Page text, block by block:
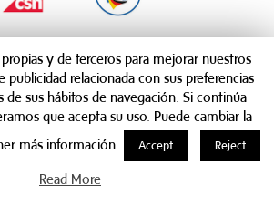
y de terceros para mejorar nuestros
publicidad relacionada con sus preferencias
de sus hábitos de navegación. Si continúa
que acepta su uso. Puede cambiar la
más información.
Accept Reject
Read More